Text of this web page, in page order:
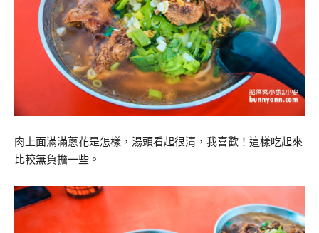
肉上面滿滿蔥花是怎樣，湯頭看起很清，我喜歡！這樣吃起來
比較無負擔一些。